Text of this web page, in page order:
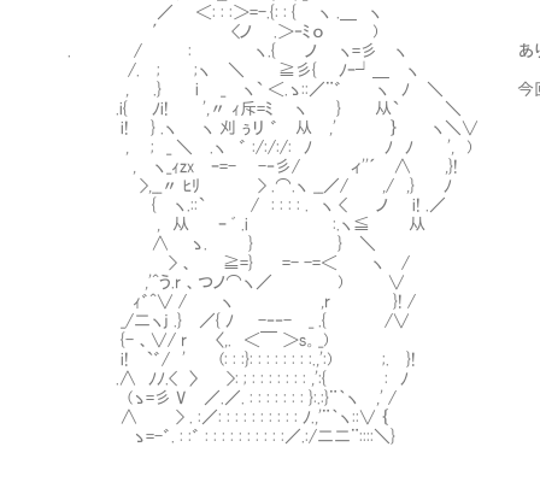
／ ＜: : :＞=-.{: : { ヽ .＿ ヽ
′ <ノ .＞‐ﾐо )
. / : ヽ.{ ノ ヽ=彡 ヽ ありがとうござい
/. ; ;ヽ ＼ ≧彡{ ﾉｰ┘＿ ヽ
, .} i _ ヽ` ＜.ゝ::／¨゛ ヽ ﾉ ＼ 今回も役目をこ
.i{ ﾉi! ',〃 ｨ斥=ﾐ ヽ } 从` ＼
i! } .ヽ ヽ 刈 ぅリ ゛ 从 ,' ｝ ヽ＼∨
, ; _ ＼ .ヽ ゛ :/:/:/: ﾉ ﾉ ﾉ ', )
, ヽ_ｨzx ｰ=- -‐彡/ ィ''´ ∧ ,}!
>,__〃 ﾋﾘ > .⌒.ヽ __／/ ,/ ,} ﾉ
{ ヽ.::` / : : : : . ヽ < ノ i! .／
, 从 ｰ ﾞ .i :.ヽ≦ 从
∧ ゝ. } } ＼
> 、 ≧=} =- -=＜ ヽ /
,'^う.r 、つノ⌒ヽ／ ) ∨
ｨ゛^∨ / ヽ ,r }! /
_/二ヽj .} ／{ ﾉ -‐‐- _ .{ /∨
{- 、∨/ r 〈,. ＜￣ ＞s。_)
i! `゛/ ' (: : :}: : : : : : : :.,':) ;. }!
.∧ ﾉﾉ.< 〉 >: ; : : : : : : : ,':{ : ﾉ
(ゝ=彡 V ／.／. : : : : : : : }:.:}¨｀ヽ ,' /
∧ > . :／: : : : : : : : : : ﾉ.,'¨｀ヽ::∨ ｛
ゝ=-゛. : :゛ : : : : : : : : : :／.:/二二¨::::＼}